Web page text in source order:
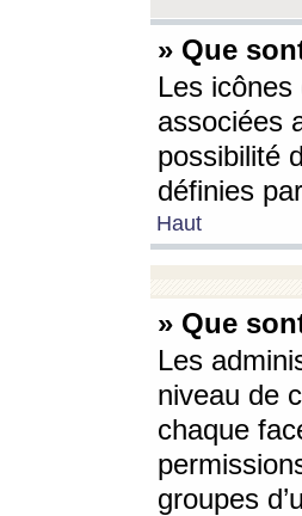
» Que
Les icônes
associées
possibilité
définies
Haut
» Que
Les
niveau de
chaque
groupes